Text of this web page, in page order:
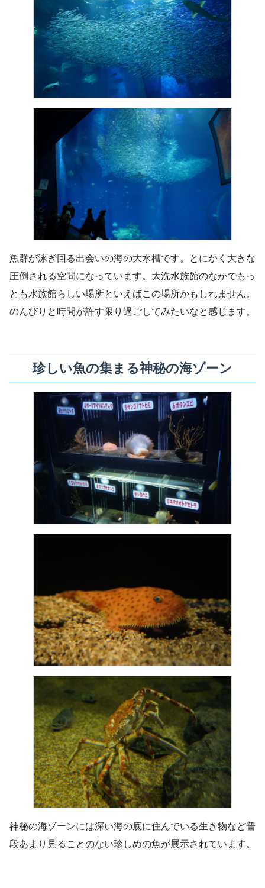
魚群が泳ぎ回る出会いの海の大水槽です。とにかく大きな
圧倒される空間になっています。大洗水族館のなかでもっ
とも水族館らしい場所といえばこの場所かもしれません。
のんびりと時間が許す限り過ごしてみたいなと感じます。
珍しい魚の集まる神秘の海ゾーン
神秘の海ゾーンには深い海の底に住んでいる生き物など普
段あまり見ることのない珍しめの魚が展示されています。